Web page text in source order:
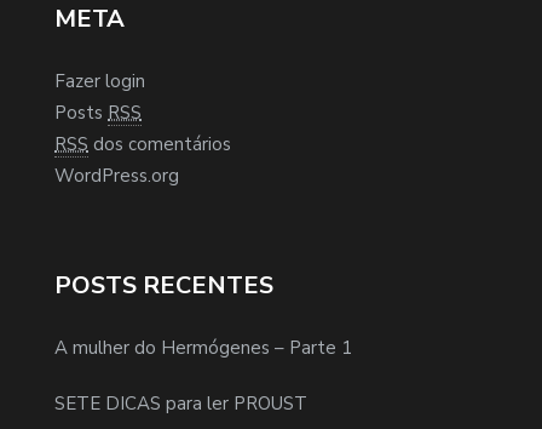
META
Fazer login
Posts RSS
RSS dos comentários
WordPress.org
POSTS RECENTES
A mulher do Hermógenes – Parte 1
SETE DICAS para ler PROUST